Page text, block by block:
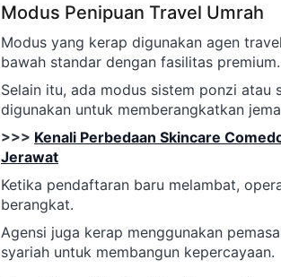
Modus Penipuan Travel Umrah
Modus yang kerap digunakan agen
bawah standar dengan fasilitas premium.
Selain itu, ada modus sistem ponzi atau
digunakan untuk memberangkatkan
>>> Kenali Perbedaan Skincare
Jerawat
Ketika pendaftaran baru melambat,
berangkat.
Agensi juga kerap menggunakan
syariah untuk membangun kepercayaan.